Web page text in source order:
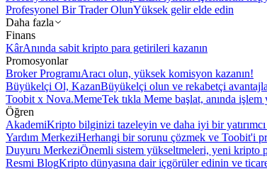
Profesyonel Bir Trader OlunYüksek gelir elde edin
Daha fazla
Finans
KârAnında sabit kripto para getirileri kazanın
Promosyonlar
Broker ProgramıAracı olun, yüksek komisyon kazanın!
Büyükelçi Ol, KazanBüyükelçi olun ve rekabetçi
Toobit x Nova.MemeTek tıkla Meme başlat, anında işlem
Öğren
AkademiKripto bilginizi tazeleyin ve daha iyi bir
Yardım MerkeziHerhangi bir sorunu çözmek ve Toobit'i
Duyuru MerkeziÖnemli sistem yükseltmeleri, yeni kripto
Resmi BlogKripto dünyasına dair içgörüler edinin ve